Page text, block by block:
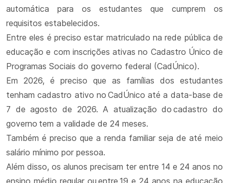
automática para os estudantes que cumprem os
requisitos estabelecidos.
Entre eles é preciso estar matriculado na rede pública de
educação e com inscrições ativas no Cadastro Único de
Programas Sociais do governo federal (CadÚnico).
Em 2026, é preciso que as famílias dos estudantes
tenham cadastro ativo no CadÚnico até a data-base de
7 de agosto de 2026. A atualização do cadastro do
governo tem a validade de 24 meses.
Também é preciso que a renda familiar seja de até meio
salário mínimo por pessoa.
Além disso, os alunos precisam ter entre 14 e 24 anos no
ensino médio regular ou entre 19 e 24 anos na educação